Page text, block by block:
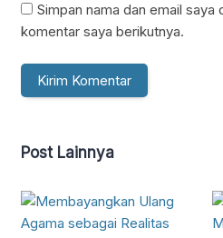
Simpan nama dan email saya
komentar saya berikutnya.
Post Lainnya